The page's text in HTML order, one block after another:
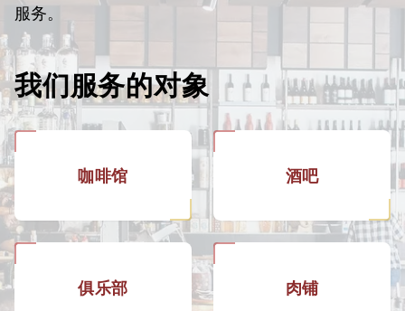
服务。
我们服务的对象
咖啡馆 酒吧
俱乐部 肉铺